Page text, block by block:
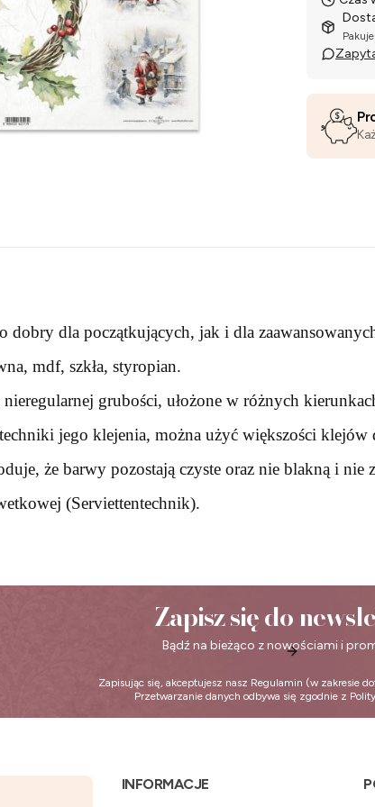
dobry dla początkujących, jak i dla
mdf, szkła, styropian.
nieregularnej grubości, ułożone w różnych
jego klejenia, można użyć większości klejów
że barwy pozostają czyste oraz nie blakną i nie
(Serviettentechnik).
Zapisz się do
Bądź na bieżąco z nowościami i
Zapisując się, akceptujesz nasz Regulamin (w zakresie
Przetwarzanie danych odbywa się zgodnie z
Linki w stopce
INFORMACJE